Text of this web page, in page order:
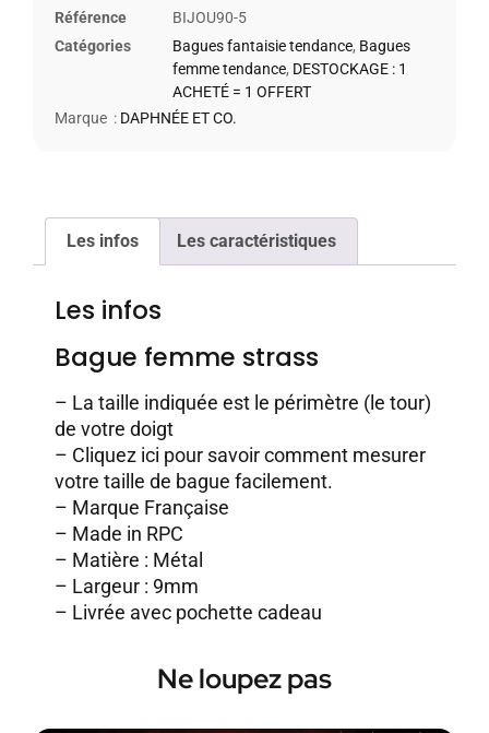
Référence
BIJOU90-5
Catégories
Bagues fantaisie tendance, Bagues
femme tendance, DESTOCKAGE : 1
ACHETÉ = 1 OFFERT
Marque : DAPHNÉE ET CO.
Les infos Les caractéristiques
Les infos
Bague femme strass
– La taille indiquée est le périmètre (le tour)
de votre doigt
– Cliquez ici pour savoir comment mesurer
votre taille de bague facilement.
– Marque Française
– Made in RPC
– Matière : Métal
– Largeur : 9mm
– Livrée avec pochette cadeau
Ne loupez pas